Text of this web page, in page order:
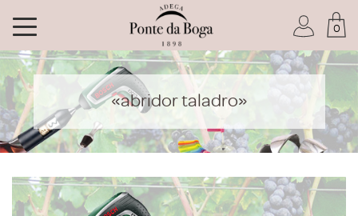
Soy socio del Club
He olvidado mi contraseña
0
«abridor taladro»